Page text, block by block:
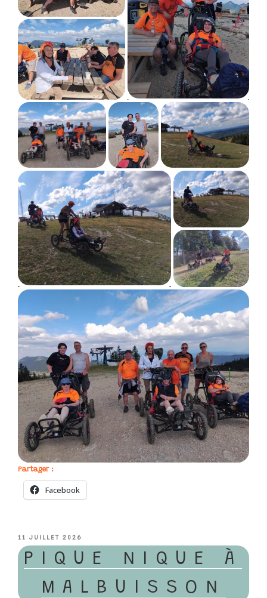
Partager :
Facebook
PUBLIÉ
LE
11 JUILLET 2026
PIQUE NIQUE À
MALBUISSON